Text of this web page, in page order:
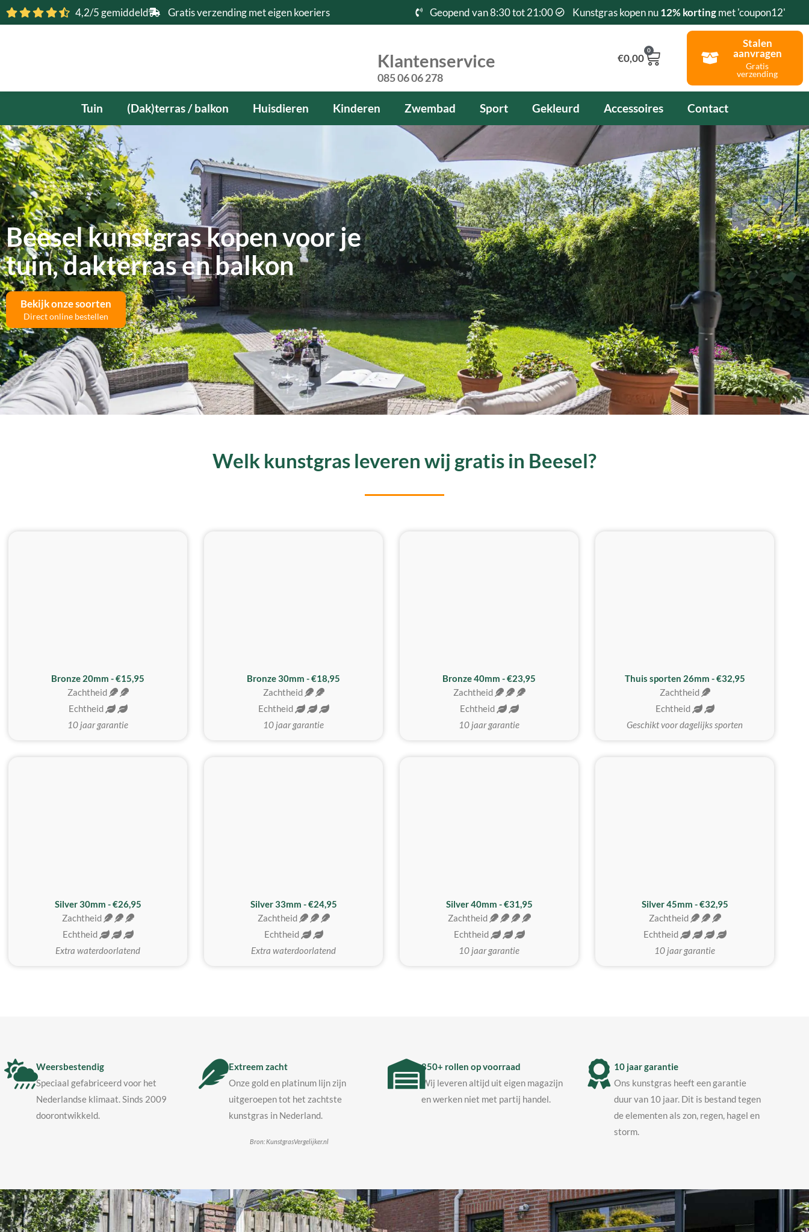
Ga
naar
4,2/5 gemiddeld Gratis verzending met eigen koeriers Geopend van 8:30 tot 21:00 Kunstgras kopen nu12% kortingmet 'coupon12'
Klantenservice
085 06 06 278
€0,00
0
Winkelwagen
Stalen
aanvragen
Gratis
verzending
Tuin (Dak)terras / balkon Huisdieren Kinderen Zwembad Sport Gekleurd Accessoires Contact
Beesel kunstgras kopen voor je
tuin, dakterras en balkon
Bekijk onze soorten
Direct online bestellen
Welk kunstgras leveren wij gratis in Beesel?
Bronze 20mm - €15,95
Zachtheid
Echtheid
10 jaar garantie
Bronze 30mm - €18,95
Zachtheid
Echtheid
10 jaar garantie
Bronze 40mm - €23,95
Zachtheid
Echtheid
10 jaar garantie
Thuis sporten 26mm - €32,95
Zachtheid
Echtheid
Geschikt voor dagelijks sporten
Silver 30mm - €26,95
Zachtheid
Echtheid
Extra waterdoorlatend
Silver 33mm - €24,95
Zachtheid
Echtheid
Extra waterdoorlatend
Silver 40mm - €31,95
Zachtheid
Echtheid
10 jaar garantie
MEEST GEKOZEN
Silver 45mm - €32,95
Zachtheid
Echtheid
10 jaar garantie
Weersbestendig
Speciaal gefabriceerd voor het
Nederlandse klimaat. Sinds 2009
doorontwikkeld.
Extreem zacht
Onze gold en platinum lijn zijn
uitgeroepen tot het zachtste
kunstgras in Nederland.
Bron: KunstgrasVergelijker.nl
850+ rollen op voorraad
Wij leveren altijd uit eigen magazijn
en werken niet met partij handel.
10 jaar garantie
Ons kunstgras heeft een garantie
duur van 10 jaar. Dit is bestand tegen
de elementen als zon, regen, hagel en
storm.